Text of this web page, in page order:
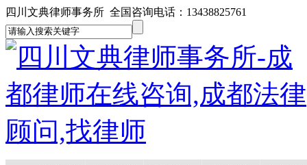
四川文典律师事务所 全国咨询电话：13438825761